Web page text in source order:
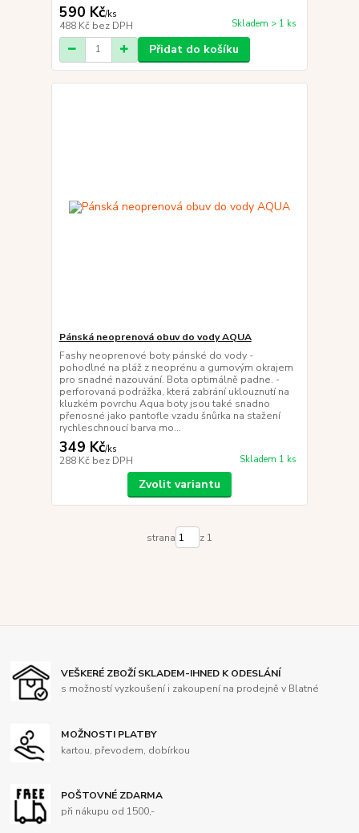
590 Kč/ks
488 Kč bez DPH Skladem > 1 ks
Přidat do košíku
Pánská neoprenová obuv do vody AQUA
Fashy neoprenové boty pánské do vody -
pohodlné na pláž z neoprénu a gumovým okrajem
pro snadné nazouvání. Bota optimálně padne. -
perforovaná podrážka, která zabrání uklouznutí na
kluzkém povrchu Aqua boty jsou také snadno
přenosné jako pantofle vzadu šnůrka na stažení
rychleschnoucí barva mo...
349 Kč/ks
288 Kč bez DPH Skladem 1 ks
Zvolit variantu
strana z 1
VEŠKERÉ ZBOŽÍ SKLADEM-IHNED K ODESLÁNÍ
s možností vyzkoušení i zakoupení na prodejně v Blatné
MOŽNOSTI PLATBY
kartou, převodem, dobírkou
POŠTOVNÉ ZDARMA
při nákupu od 1500,-